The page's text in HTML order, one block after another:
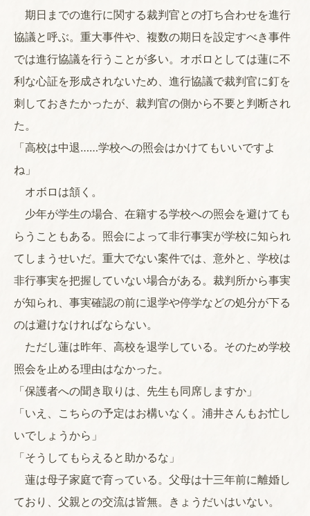
期日までの進行に関する裁判官との打ち合わせを進行
協議と呼ぶ。重大事件や、複数の期日を設定すべき事件
では進行協議を行うことが多い。オボロとしては蓮に不
利な心証を形成されないため、進行協議で裁判官に釘を
刺しておきたかったが、裁判官の側から不要と判断され
た。
「高校は中退……学校への照会はかけてもいいですよ
ね」
オボロは頷く。
少年が学生の場合、在籍する学校への照会を避けても
らうこともある。照会によって非行事実が学校に知られ
てしまうせいだ。重大でない案件では、意外と、学校は
非行事実を把握していない場合がある。裁判所から事実
が知られ、事実確認の前に退学や停学などの処分が下る
のは避けなければならない。
ただし蓮は昨年、高校を退学している。そのため学校
照会を止める理由はなかった。
「保護者への聞き取りは、先生も同席しますか」
「いえ、こちらの予定はお構いなく。浦井さんもお忙し
いでしょうから」
「そうしてもらえると助かるな」
蓮は母子家庭で育っている。父母は十三年前に離婚し
ており、父親との交流は皆無。きょうだいはいない。